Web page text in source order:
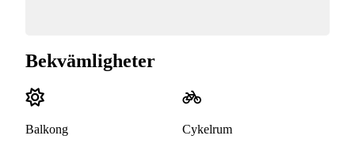
Bekvämligheter
Balkong Cykelrum